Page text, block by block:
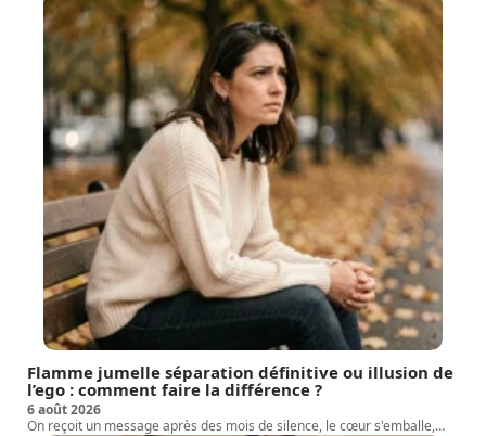
Flamme jumelle séparation définitive ou illusion de
l’ego : comment faire la différence ?
6 août 2026
On reçoit un message après des mois de silence, le cœur s'emballe,…